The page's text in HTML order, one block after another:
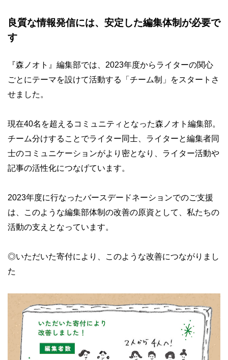
良質な情報発信には、安定した編集体制が必要で
す
『森ノオト』編集部では、2023年度からライターの関心
ごとにテーマを設けて活動する「チーム制」をスタートさ
せました。
現在40名を超えるコミュニティとなった森ノオト編集部。
チーム分けすることでライター同士、ライターと編集者同
士のコミュニケーションがより密となり、ライター活動や
記事の活性化につなげています。
2023年度に行なったバースデードネーションでのご支援
は、このような編集部体制の改善の原資として、私たちの
活動の支えとなっています。
◎いただいた寄付により、このような改善につながりまし
た